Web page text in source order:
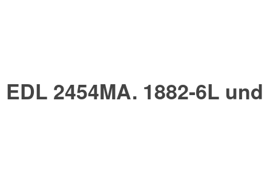
2454MA. 1882-6L und